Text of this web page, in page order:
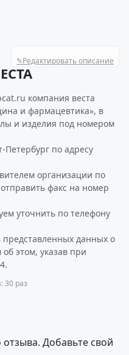
✎Редактировать описание
компания веста
и фармацевтика», в
и изделия под номером
Петербург по адресу
организации по
факс на номер
уточнить по телефону
представленных данных о
этом, указав при
30 раз
Добавьте свой